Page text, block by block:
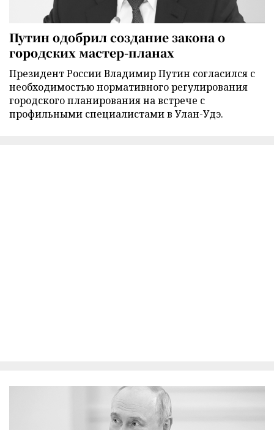
Путин одобрил создание закона о
городских мастер-планах
Президент России Владимир Путин согласился с
необходимостью нормативного регулирования
городского планирования на встрече с
профильными специалистами в Улан-Удэ.